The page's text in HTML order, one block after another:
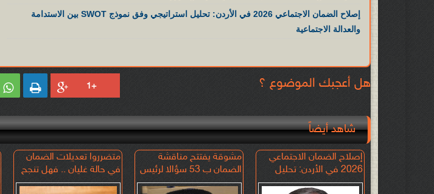
إصلاح الضمان الاجتماعي 2026 في الأردن: تحليل استراتيجي وفق نموذج SWOT بين الاستدامة
والعدالة الاجتماعية
هل أعجبك الموضوع ؟  
شاهد أيضاً
متضرروا تعديلات الضمان
في حالة غليان .. فهل تنجح
الحكومة في نزع فتيل الأزمة
مشوقة يفتتح مناقشة
الضمان ب 53 سؤالا لرئيس
الوزراء
إصلاح الضمان الاجتماعي
2026 في الأردن: تحليل
استراتيجي وفق نموذج